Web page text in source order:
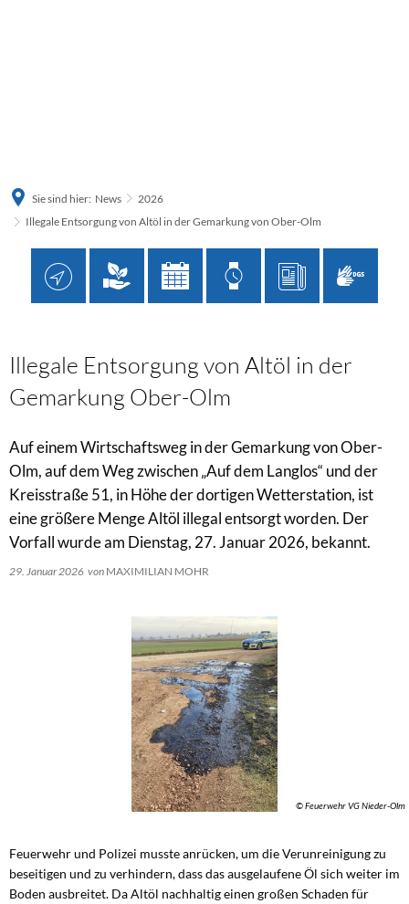
Sie sind hier: News
2026
Illegale Entsorgung von Altöl in der Gemarkung von Ober-Olm
Illegale Entsorgung von Altöl in der
Gemarkung Ober-Olm
Auf einem Wirtschaftsweg in der Gemarkung von Ober-
Olm, auf dem Weg zwischen „Auf dem Langlos“ und der
Kreisstraße 51, in Höhe der dortigen Wetterstation, ist
eine größere Menge Altöl illegal entsorgt worden. Der
Vorfall wurde am Dienstag, 27. Januar 2026, bekannt.
29. Januar 2026 von MAXIMILIAN MOHR
© Feuerwehr VG Nieder-Olm
Feuerwehr und Polizei musste anrücken, um die Verunreinigung zu
beseitigen und zu verhindern, dass das ausgelaufene Öl sich weiter im
Boden ausbreitet. Da Altöl nachhaltig einen großen Schaden für